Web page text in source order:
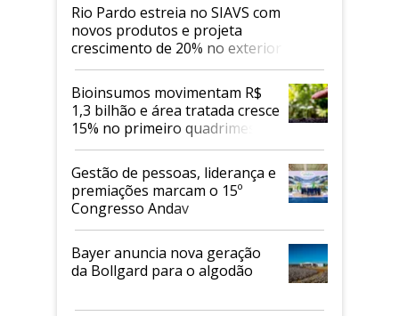
Rio Pardo estreia no SIAVS com
novos produtos e projeta
crescimento de 20% no exterior
Bioinsumos movimentam R$
1,3 bilhão e área tratada cresce
15% no primeiro quadrimestre
de 2026
Gestão de pessoas, liderança e
premiações marcam o 15º
Congresso Andav
Bayer anuncia nova geração
da Bollgard para o algodão